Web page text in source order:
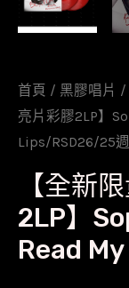
首頁 / 黑膠唱片 /
亮片彩膠2LP】
Lips/RSD26/25
【全新
2LP】
Read